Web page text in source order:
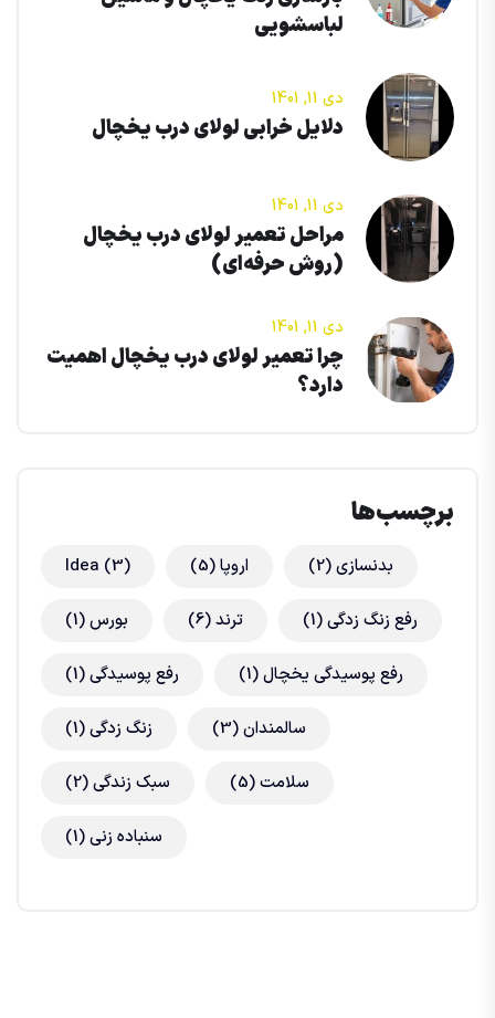
لباسشویی
دی 11, 1401
دلایل خرابی لولای درب یخچال
دی 11, 1401
مراحل تعمیر لولای درب یخچال
(روش حرفه‌ای)
دی 11, 1401
چرا تعمیر لولای درب یخچال اهمیت
دارد؟
برچسب‌ها
Idea (3) اروپا(5) بدنسازی(2)
بورس(1) ترند(6) رفع زنگ زدگی(1)
رفع پوسیدگی(1) رفع پوسیدگی یخچال(1)
زنگ زدگی(1) سالمندان(3)
سبک زندگی(2) سلامت(5)
سنباده زنی(1)